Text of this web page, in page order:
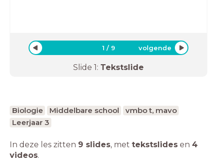
1 / 9 volgende
Slide 1: Tekstslide
Biologie Middelbare school
vmbo t, mavo
Leerjaar 3
In deze les zitten 9 slides, met tekstslides en 4
videos.